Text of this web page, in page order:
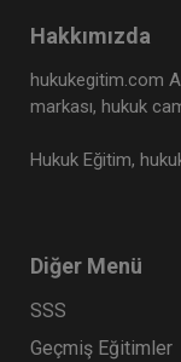
Hakkımızda
hukukegitim.com
markası, hukuk
Hukuk Eğitim,
Diğer Menü
SSS
Geçmiş Eğitimler